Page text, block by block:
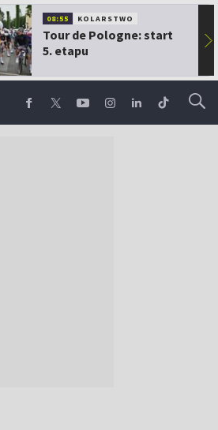
08:55 KOLARSTWO
Tour de Pologne: start
5. etapu
▶